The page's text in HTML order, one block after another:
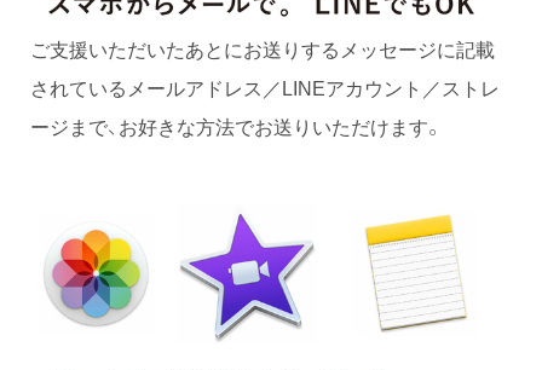
ご支援いただいたあとにお送りするメッセージに記載
されているメールアドレス／LINEアカウント／ストレ
ージまで、お好きな方法でお送りいただけます。